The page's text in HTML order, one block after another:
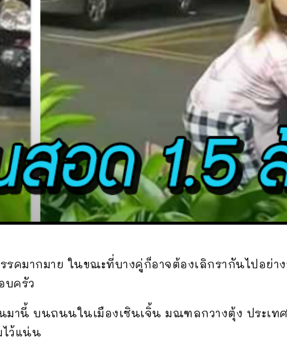
รคมากมาย ในขณะที่บางคู่ก็อาจต้องเลิกรากันไปอย่า
บครัว
มานี้ บนถนนในเมืองเซินเจิ้น มณฑลกวางตุ้ง ประเท
ว้แน่น